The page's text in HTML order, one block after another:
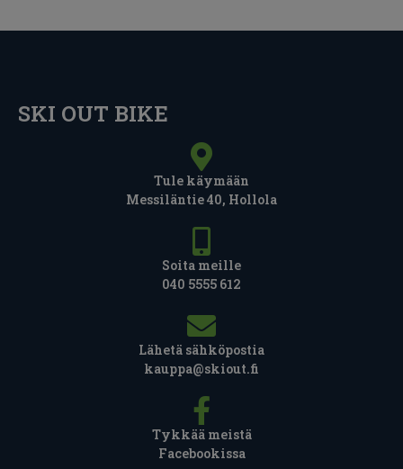
SKI OUT BIKE
Tule käymään
Messiläntie 40, Hollola
Soita meille
040 5555 612
Lähetä sähköpostia
kauppa@skiout.fi
Tykkää meistä
Facebookissa